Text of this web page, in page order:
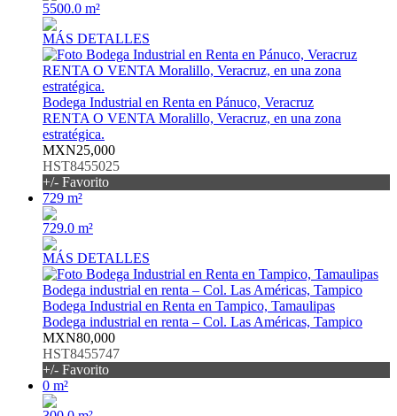
5500.0 m²
MÁS DETALLES
Bodega Industrial en Renta en Pánuco, Veracruz
RENTA O VENTA Moralillo, Veracruz, en una zona
estratégica.
MXN25,000
HST8455025
+/- Favorito
729 m²
729.0 m²
MÁS DETALLES
Bodega Industrial en Renta en Tampico, Tamaulipas
Bodega industrial en renta – Col. Las Américas, Tampico
MXN80,000
HST8455747
+/- Favorito
0 m²